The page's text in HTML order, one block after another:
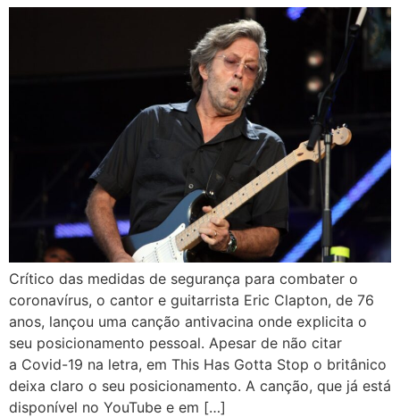
Crítico das medidas de segurança para combater o
coronavírus, o cantor e guitarrista Eric Clapton, de 76
anos, lançou uma canção antivacina onde explicita o
seu posicionamento pessoal. Apesar de não citar
a Covid-19 na letra, em This Has Gotta Stop o britânico
deixa claro o seu posicionamento. A canção, que já está
disponível no YouTube e em […]